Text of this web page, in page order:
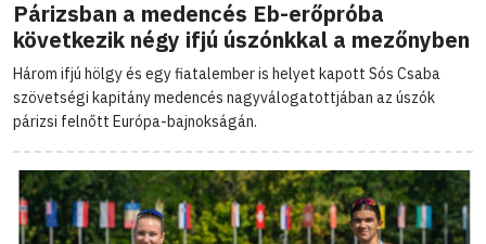
Párizsban a medencés Eb-erőpróba
következik négy ifjú úszónkkal a mezőnyben
Három ifjú hölgy és egy fiatalember is helyet kapott Sós Csaba
szövetségi kapitány medencés nagyválogatottjában az úszók
párizsi felnőtt Európa-bajnokságán.